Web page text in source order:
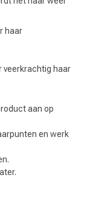
haar
veerkrachtig haar
aan op
en werk